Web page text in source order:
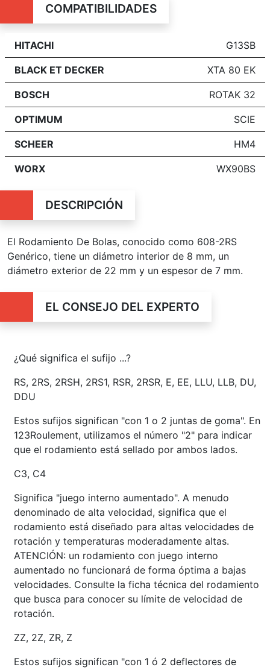
COMPATIBILIDADES
HITACHI G13SB
BLACK ET DECKER XTA 80 EK
BOSCH ROTAK 32
OPTIMUM SCIE
SCHEER HM4
WORX WX90BS
DESCRIPCIÓN
El Rodamiento De Bolas, conocido como 608-2RS
Genérico, tiene un diámetro interior de 8 mm, un
diámetro exterior de 22 mm y un espesor de 7 mm.
EL CONSEJO DEL EXPERTO
¿Qué significa el sufijo ...?
RS, 2RS, 2RSH, 2RS1, RSR, 2RSR, E, EE, LLU, LLB, DU,
DDU
Estos sufijos significan "con 1 o 2 juntas de goma". En
123Roulement, utilizamos el número "2" para indicar
que el rodamiento está sellado por ambos lados.
C3, C4
Significa "juego interno aumentado". A menudo
denominado de alta velocidad, significa que el
rodamiento está diseñado para altas velocidades de
rotación y temperaturas moderadamente altas.
ATENCIÓN: un rodamiento con juego interno
aumentado no funcionará de forma óptima a bajas
velocidades. Consulte la ficha técnica del rodamiento
que busca para conocer su límite de velocidad de
rotación.
ZZ, 2Z, ZR, Z
Estos sufijos significan "con 1 ó 2 deflectores de